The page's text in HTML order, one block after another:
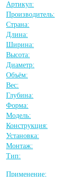
Артикул:
Производитель:
Страна:
Длина:
Ширина:
Высота:
Диаметр:
Объём:
Вес:
Глубина:
Форма:
Модель:
Конструкция:
Установка:
Монтаж:
Тип:
Применение: